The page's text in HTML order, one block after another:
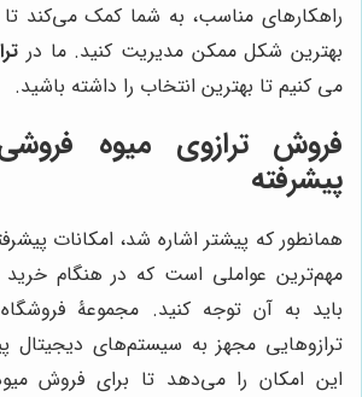
راهکارهای مناسب، به شما کمک می‌کند
بهترین شکل ممکن مدیریت کنید. ما در
می کنیم تا بهترین انتخاب را داشته باشید.
فروش ترازوی میوه
پیشرفته
همانطور که پیشتر اشاره شد، امکانات
مهم‌ترین عواملی است که در هنگام خرید
باید به آن توجه کنید. مجموعۀ
ترازوهایی مجهز به سیستم‌های دیجیتال
این امکان را می‌دهد تا برای فروش